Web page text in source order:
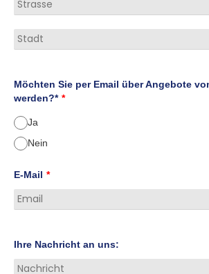
Möchten Sie per Email über Angebote
werden?* *
Ja
Nein
E-Mail *
Ihre Nachricht an uns: